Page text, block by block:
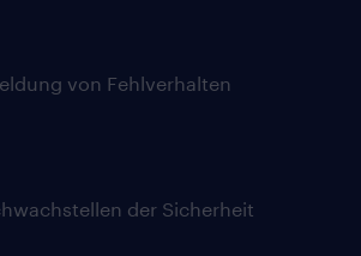
von Fehlverhalten
der Sicherheit